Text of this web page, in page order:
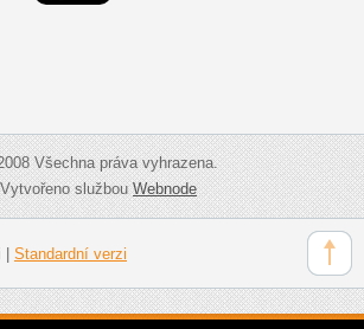
Všechna práva vyhrazena.
Vytvořeno službouWebnode
Standardní verzi